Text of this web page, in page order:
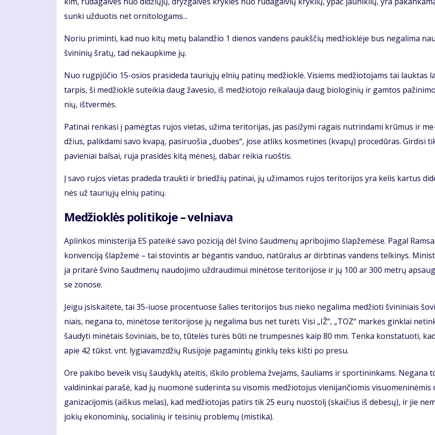
sun­ki už­duo­tis net or­ni­to­lo­gams...
No­riu pri­min­ti, kad nuo ki­tų me­tų ba­lan­džio 1 die­nos van­dens paukš­čių me­džiok­lė­je bus ne­ga­li­ma
švi­ni­nių šra­tų, tad ne­kaup­ki­me jų.
Nuo rug­pjū­čio 15-osios pra­si­de­da tau­rių­jų el­nių pa­ti­nų me­džiok­lė. Vi­siems me­džio­to­jams tai lauk­tas
tar­pis, ši me­džiok­lė su­tei­kia daug ža­ve­sio, iš me­džio­to­jo rei­ka­lau­ja daug bio­lo­gi­nių ir gam­tos
nių, iš­tver­mės.
Pa­ti­nai ren­ka­si į pa­mėg­tas ru­jos vie­tas, už­ima te­ri­to­ri­jas, jas pa­si­žy­mi ra­gais nu­trin­da­mi krū­mus ir
džius, pa­lik­da­mi sa­vo kva­pą, pa­si­ruo­šia „duo­bes“, jo­se at­liks kos­me­ti­nes (kva­pų) pro­ce­dū­ras. Gir­di­si
pa­vie­niai bal­sai, ru­ja pra­si­dės ki­tą mė­ne­sį, da­bar rei­kia ruoš­tis.
Į sa­vo ru­jos vie­tas pra­de­da trauk­ti ir brie­džių pa­ti­nai, jų už­ima­mos ru­jos te­ri­to­ri­jos yra ke­lis kar­tus
nės už tau­rių­jų el­nių pa­ti­nų.
Me­džiok­lės po­li­ti­ko­je – vel­nia­va
Ap­lin­kos mi­nis­te­ri­ja ES pa­tei­kė sa­vo po­zi­ci­ją dėl švi­no šaud­me­nų ap­ri­bo­ji­mo šlap­že­mė­se. Pa­gal
kon­ven­ci­ją šlap­že­mė – tai sto­vin­tis ar bė­gan­tis van­duo, na­tū­ra­lus ar dirb­ti­nas van­dens tel­ki­nys.
ja pri­ta­rė švi­no šaud­me­nų nau­do­ji­mo už­drau­di­mui mi­nė­to­se te­ri­to­ri­jo­se ir jų 100 ar 300 met­rų
se zo­no­se.
Jei­gu įsi­skai­tė­te, tai 35-iuo­se pro­cen­tuo­se ša­lies te­ri­to­ri­jos bus nie­ko ne­ga­li­ma me­džio­ti švi­ni­niais
niais, ne­ga­na to, mi­nė­to­se te­ri­to­ri­jo­se jų ne­ga­li­ma bus net tu­rė­ti. Vi­si „IŽ“, „TOZ“ mar­kės gin­klai
šau­dy­ti mi­nė­tais šo­vi­niais, be to, tū­te­lės tu­rės bū­ti ne trum­pes­nės kaip 80 mm. Ten­ka kon­sta­tuo­ti, kad
apie 42 tūkst. vnt. ly­gia­vamz­džių Ru­si­jo­je pa­ga­min­tų gin­klų teks kiš­ti po pre­su.
Ore pa­ki­bo be­veik vi­sų šau­dyk­lų at­ei­tis, iš­ki­lo pro­ble­ma žve­jams, šau­liams ir spor­ti­nin­kams. Ne­ga­na
val­di­nin­kai pa­ra­šė, kad jų nuo­mo­nė su­de­rin­ta su vi­so­mis me­džio­to­jus vie­ni­jan­čio­mis
ga­ni­za­ci­jo­mis (aiš­kus me­las), kad me­džio­to­jas pa­tirs tik 25 eu­rų nuos­to­lį (skai­čius iš de­be­sų), ir jie
jo­kių eko­no­mi­nių, so­cia­li­nių ir tei­si­nių pro­ble­mų (mis­ti­ka).